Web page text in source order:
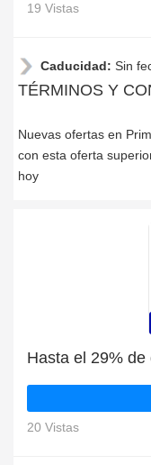
19 Vistas
Caducidad: Sin
TÉRMINOS Y
Nuevas ofertas en
con esta oferta
hoy
20 Vistas